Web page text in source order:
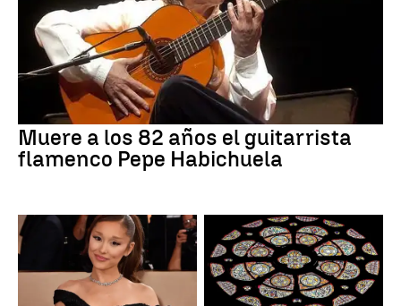
Muere a los 82 años el guitarrista
flamenco Pepe Habichuela